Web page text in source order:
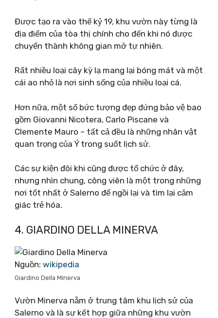
Được tạo ra vào thế kỷ 19, khu vườn này từng là
địa điểm của tòa thị chính cho đến khi nó được
chuyển thành không gian mở tự nhiên.
Rất nhiều loại cây kỳ lạ mang lại bóng mát và một
cái ao nhỏ là nơi sinh sống của nhiều loại cá.
Hơn nữa, một số bức tượng đẹp đứng bảo vệ bao
gồm Giovanni Nicotera, Carlo Piscane và
Clemente Mauro – tất cả đều là những nhân vật
quan trọng của Ý trong suốt lịch sử.
Các sự kiện đôi khi cũng được tổ chức ở đây,
nhưng nhìn chung, công viên là một trong những
nơi tốt nhất ở Salerno để ngồi lại và tìm lại cảm
giác trẻ hóa.
4. GIARDINO DELLA MINERVA
Nguồn: wikipedia
Giardino Della Minerva
Vườn Minerva nằm ở trung tâm khu lịch sử của
Salerno và là sự kết hợp giữa những khu vườn